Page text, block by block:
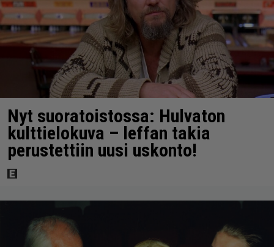
Nyt suoratoistossa: Hulvaton
kulttielokuva – leffan takia
perustettiin uusi uskonto!